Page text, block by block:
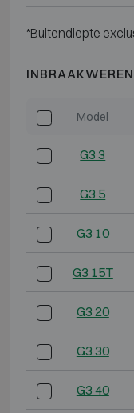
*Buitendiepte
Model
G3 3
G3 5
G3 10
G3 15T
G3 20
G3 30
G3 40